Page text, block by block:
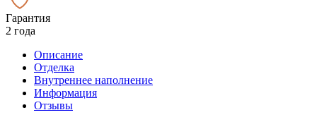
Гарантия
2 года
Описание
Отделка
Внутреннее наполнение
Информация
Отзывы